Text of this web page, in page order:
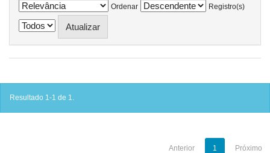
Ordenar
Registro(s)
Resultado 1-1 de 1.
Anterior 1 Próximo